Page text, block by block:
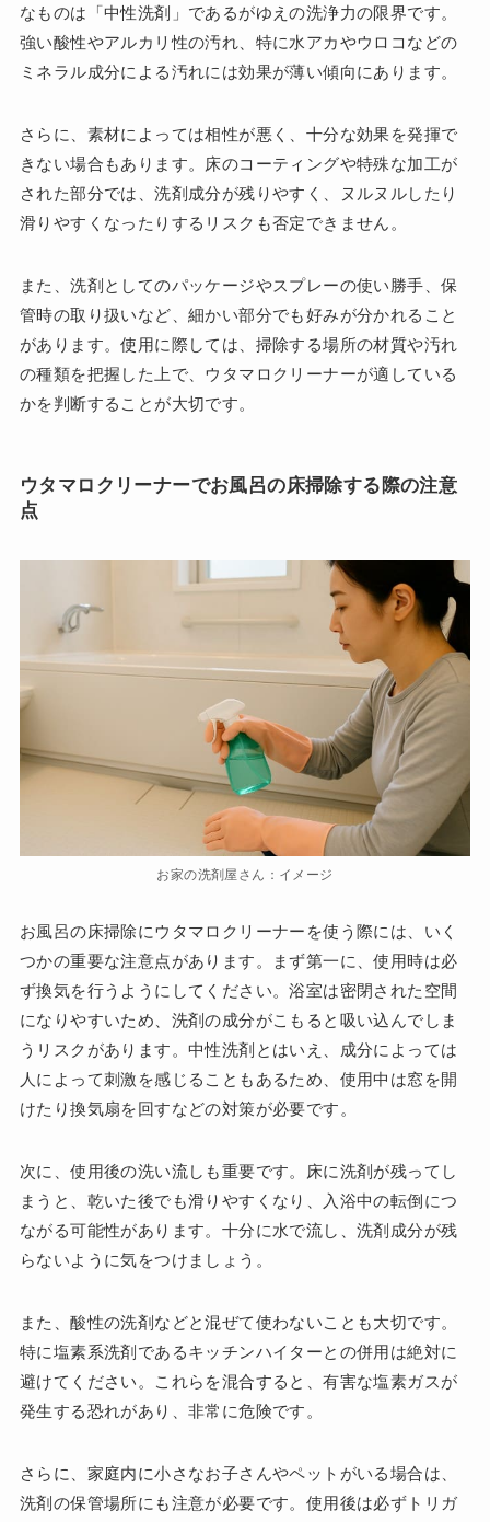
なものは「中性洗剤」であるがゆえの洗浄力の限界です。
強い酸性やアルカリ性の汚れ、特に水アカやウロコなどの
ミネラル成分による汚れには効果が薄い傾向にあります。
さらに、素材によっては相性が悪く、十分な効果を発揮で
きない場合もあります。床のコーティングや特殊な加工が
された部分では、洗剤成分が残りやすく、ヌルヌルしたり
滑りやすくなったりするリスクも否定できません。
また、洗剤としてのパッケージやスプレーの使い勝手、保
管時の取り扱いなど、細かい部分でも好みが分かれること
があります。使用に際しては、掃除する場所の材質や汚れ
の種類を把握した上で、ウタマロクリーナーが適している
かを判断することが大切です。
ウタマロクリーナーでお風呂の床掃除する際の注意
点
お家の洗剤屋さん：イメージ
お風呂の床掃除にウタマロクリーナーを使う際には、いく
つかの重要な注意点があります。まず第一に、使用時は必
ず換気を行うようにしてください。浴室は密閉された空間
になりやすいため、洗剤の成分がこもると吸い込んでしま
うリスクがあります。中性洗剤とはいえ、成分によっては
人によって刺激を感じることもあるため、使用中は窓を開
けたり換気扇を回すなどの対策が必要です。
次に、使用後の洗い流しも重要です。床に洗剤が残ってし
まうと、乾いた後でも滑りやすくなり、入浴中の転倒につ
ながる可能性があります。十分に水で流し、洗剤成分が残
らないように気をつけましょう。
また、酸性の洗剤などと混ぜて使わないことも大切です。
特に塩素系洗剤であるキッチンハイターとの併用は絶対に
避けてください。これらを混合すると、有害な塩素ガスが
発生する恐れがあり、非常に危険です。
さらに、家庭内に小さなお子さんやペットがいる場合は、
洗剤の保管場所にも注意が必要です。使用後は必ずトリガ